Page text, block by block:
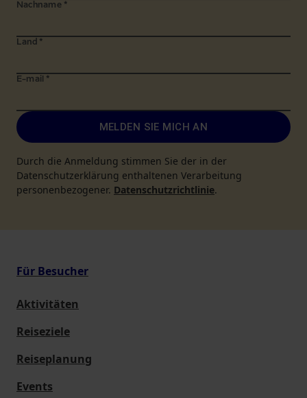
Nachname *
Land *
E-mail *
MELDEN SIE MICH AN
Durch die Anmeldung stimmen Sie der in der
Datenschutzerklärung enthaltenen Verarbeitung
personenbezogener. Datenschutzrichtlinie.
Für Besucher
Aktivitäten
Reiseziele
Reiseplanung
Events